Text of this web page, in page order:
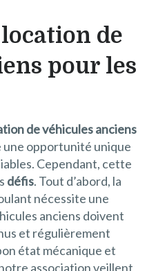
de
pour les
de véhicules anciens
une opportunité unique
Cependant, cette
défis. Tout d’abord, la
nécessite une
anciens doivent
et régulièrement
état mécanique et
association veillent